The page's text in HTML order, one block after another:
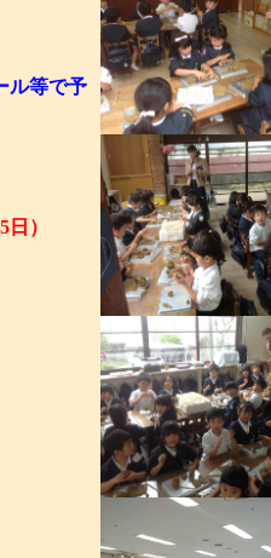
ル等で予
）